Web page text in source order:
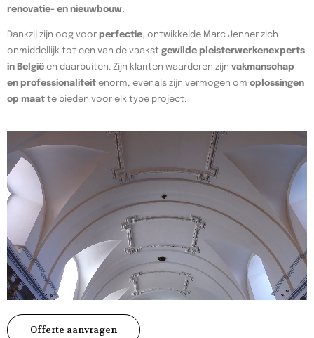
renovatie- en nieuwbouw.
Dankzij zijn oog voor perfectie, ontwikkelde Marc Jenner zich
onmiddellijk tot een van de vaakst gewilde pleisterwerkenexperts
in België en daarbuiten. Zijn klanten waarderen zijn vakmanschap
en professionaliteit enorm, evenals zijn vermogen om oplossingen
op maat te bieden voor elk type project.
Offerte aanvragen